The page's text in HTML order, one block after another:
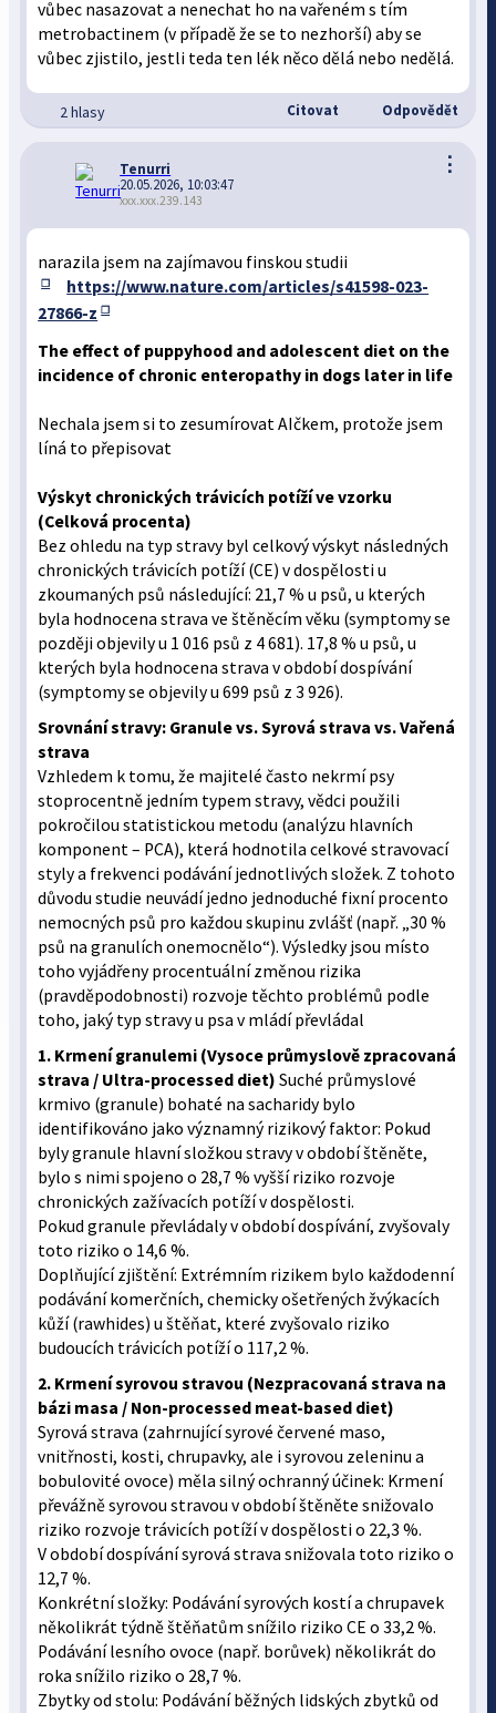
vůbec nasazovat a nenechat ho na vařeném s tím
metrobactinem (v případě že se to nezhorší) aby se
vůbec zjistilo, jestli teda ten lék něco dělá nebo nedělá.
2 hlasy Citovat Odpovědět
⋮
Tenurri
20.05.2026, 10:03:47
xxx.xxx.239.143
narazila jsem na zajímavou finskou studii
https://www.nature.com/articles/s41598-023-
27866-z
The effect of puppyhood and adolescent diet on the
incidence of chronic enteropathy in dogs later in life
Nechala jsem si to zesumírovat AIčkem, protože jsem
líná to přepisovat
Výskyt chronických trávicích potíží ve vzorku
(Celková procenta)
Bez ohledu na typ stravy byl celkový výskyt následných
chronických trávicích potíží (CE) v dospělosti u
zkoumaných psů následující: 21,7 % u psů, u kterých
byla hodnocena strava ve štěněcím věku (symptomy se
později objevily u 1 016 psů z 4 681). 17,8 % u psů, u
kterých byla hodnocena strava v období dospívání
(symptomy se objevily u 699 psů z 3 926).
Srovnání stravy: Granule vs. Syrová strava vs. Vařená
strava
Vzhledem k tomu, že majitelé často nekrmí psy
stoprocentně jedním typem stravy, vědci použili
pokročilou statistickou metodu (analýzu hlavních
komponent – PCA), která hodnotila celkové stravovací
styly a frekvenci podávání jednotlivých složek. Z tohoto
důvodu studie neuvádí jedno jednoduché fixní procento
nemocných psů pro každou skupinu zvlášť (např. „30 %
psů na granulích onemocnělo“). Výsledky jsou místo
toho vyjádřeny procentuální změnou rizika
(pravděpodobnosti) rozvoje těchto problémů podle
toho, jaký typ stravy u psa v mládí převládal
1. Krmení granulemi (Vysoce průmyslově zpracovaná
strava / Ultra-processed diet)Suché průmyslové
krmivo (granule) bohaté na sacharidy bylo
identifikováno jako významný rizikový faktor: Pokud
byly granule hlavní složkou stravy v období štěněte,
bylo s nimi spojeno o 28,7 % vyšší riziko rozvoje
chronických zažívacích potíží v dospělosti.
Pokud granule převládaly v období dospívání, zvyšovaly
toto riziko o 14,6 %.
Doplňující zjištění: Extrémním rizikem bylo každodenní
podávání komerčních, chemicky ošetřených žvýkacích
kůží (rawhides) u štěňat, které zvyšovalo riziko
budoucích trávicích potíží o 117,2 %.
2. Krmení syrovou stravou (Nezpracovaná strava na
bázi masa / Non-processed meat-based diet)
Syrová strava (zahrnující syrové červené maso,
vnitřnosti, kosti, chrupavky, ale i syrovou zeleninu a
bobulovité ovoce) měla silný ochranný účinek: Krmení
převážně syrovou stravou v období štěněte snižovalo
riziko rozvoje trávicích potíží v dospělosti o 22,3 %.
V období dospívání syrová strava snižovala toto riziko o
12,7 %.
Konkrétní složky: Podávání syrových kostí a chrupavek
několikrát týdně štěňatům snížilo riziko CE o 33,2 %.
Podávání lesního ovoce (např. borůvek) několikrát do
roka snížilo riziko o 28,7 %.
Zbytky od stolu: Podávání běžných lidských zbytků od